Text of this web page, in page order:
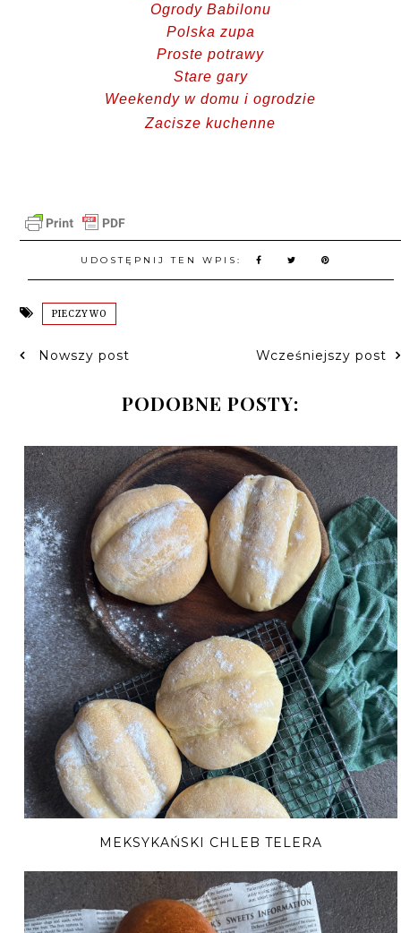
Ogrody Babilonu
Polska zupa
Proste potrawy
Stare gary
Weekendy w domu i ogrodzie
Zacisze kuchenne
UDOSTĘPNIJ TEN WPIS:
PIECZYWO
Nowszy post Wcześniejszy post
PODOBNE POSTY:
MEKSYKAŃSKI CHLEB TELERA